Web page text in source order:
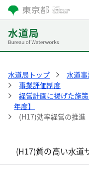
水道局トップ 水道
事業評価制度
経営計画に揚げた施
年度】
(H17)効率経営の推進
(H17)質の高い水道